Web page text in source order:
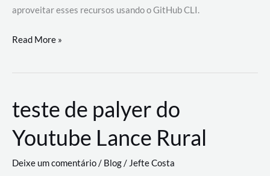
aproveitar esses recursos usando o GitHub CLI.
GitHub
revoluciona
de
trabalho
com
a
Read More »
teste de palyer do
Youtube Lance Rural
Deixe um comentário/ Blog/ Jefte Costa